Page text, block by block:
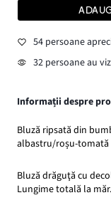
54 persoane
32 persoane au
Informații despre
Bluză ripsată din
albastru/roșu-tomată
Bluză drăguţă cu
Lungime totală la